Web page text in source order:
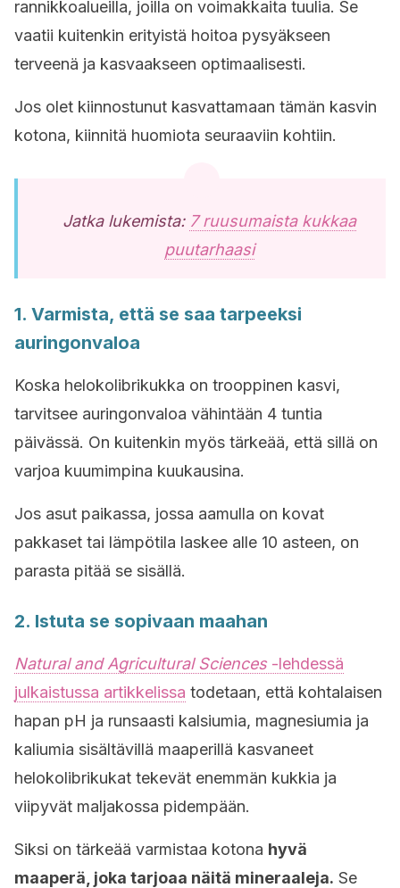
rannikkoalueilla, joilla on voimakkaita tuulia. Se
vaatii kuitenkin erityistä hoitoa pysyäkseen
terveenä ja kasvaakseen optimaalisesti.
Jos olet kiinnostunut kasvattamaan tämän kasvin
kotona, kiinnitä huomiota seuraaviin kohtiin.
Jatka lukemista: 7 ruusumaista kukkaa
puutarhaasi
1. Varmista, että se saa tarpeeksi
auringonvaloa
Koska helokolibrikukka on trooppinen kasvi,
tarvitsee auringonvaloa vähintään 4 tuntia
päivässä. On kuitenkin myös tärkeää, että sillä on
varjoa kuumimpina kuukausina.
Jos asut paikassa, jossa aamulla on kovat
pakkaset tai lämpötila laskee alle 10 asteen, on
parasta pitää se sisällä.
2. Istuta se sopivaan maahan
Natural and Agricultural Sciences -lehdessä
julkaistussa artikkelissa todetaan, että kohtalaisen
hapan pH ja runsaasti kalsiumia, magnesiumia ja
kaliumia sisältävillä maaperillä kasvaneet
helokolibrikukat tekevät enemmän kukkia ja
viipyvät maljakossa pidempään.
Siksi on tärkeää varmistaa kotona hyvä
maaperä, joka tarjoaa näitä mineraaleja. Se